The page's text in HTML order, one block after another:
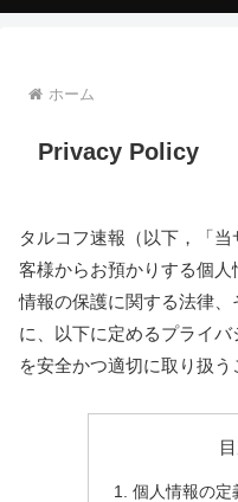
ホーム
Privacy Policy
タルコフ速報（以下，「
客様からお預かりする個
情報の保護に関する法律
に、以下に定めるプライ
を安全かつ適切に取り扱う
個人情報の定